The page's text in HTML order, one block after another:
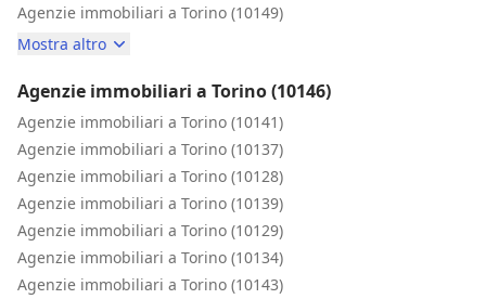
Agenzie immobiliari a Torino (10149)
Mostra altro
Agenzie immobiliari a Torino (10146)
Agenzie immobiliari a Torino (10141)
Agenzie immobiliari a Torino (10137)
Agenzie immobiliari a Torino (10128)
Agenzie immobiliari a Torino (10139)
Agenzie immobiliari a Torino (10129)
Agenzie immobiliari a Torino (10134)
Agenzie immobiliari a Torino (10143)